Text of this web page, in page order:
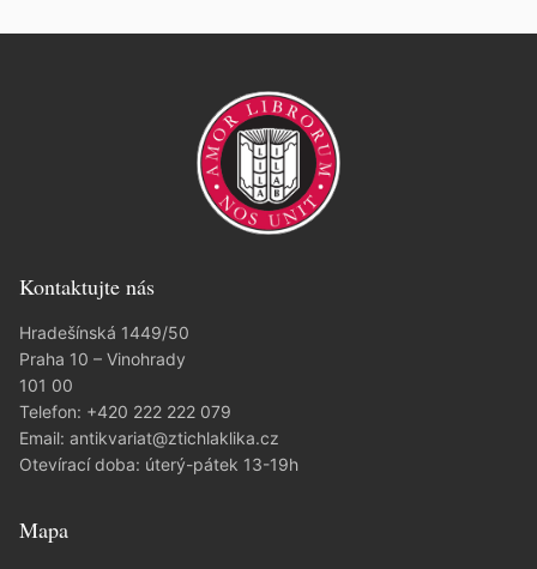
Kontaktujte nás
Hradešínská 1449/50
Praha 10 – Vinohrady
101 00
Telefon: +420 222 222 079
Email: antikvariat@ztichlaklika.cz
Otevírací doba: úterý-pátek 13-19h
Mapa